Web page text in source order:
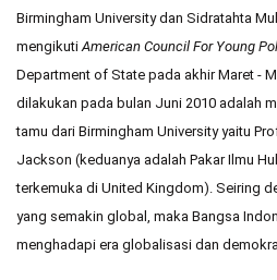
Birmingham University dan Sidratahta
mengikutiAmerican Council For Young
Department of State pada akhir Maret -
dilakukan pada bulan Juni 2010 adalah
tamu dari Birmingham University yaitu
Jackson (keduanya adalah Pakar Ilmu
terkemuka di United Kingdom). Seiring
yang semakin global, maka Bangsa
menghadapi era globalisasi dan